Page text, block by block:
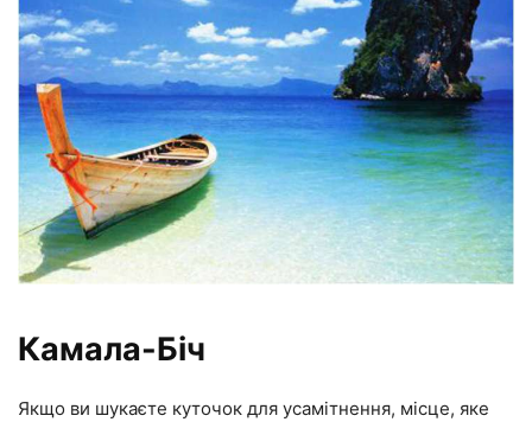
Камала-Біч
Якщо ви шукаєте куточок для усамітнення, місце, яке